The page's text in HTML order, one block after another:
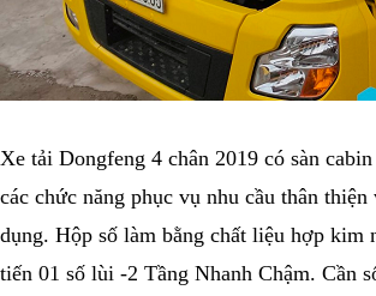
Xe tải Dongfeng 4 chân 2019 có sàn
các chức năng phục vụ nhu cầu thân
dụng. Hộp số làm bằng chất liệu hợp kim
tiến 01 số lùi -2 Tầng Nhanh Chậm. Cần